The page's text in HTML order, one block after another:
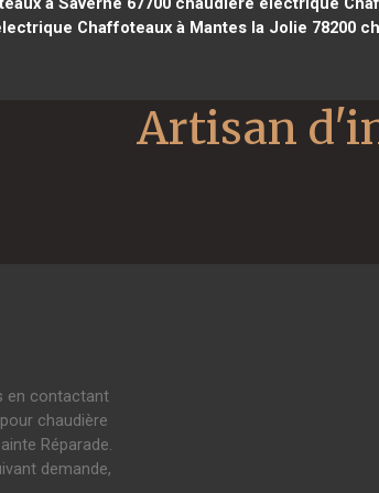
Chaffoteaux à Mantes la Jolie 78200
en contactant
chaudière
Réparade.
demande,
Artisan